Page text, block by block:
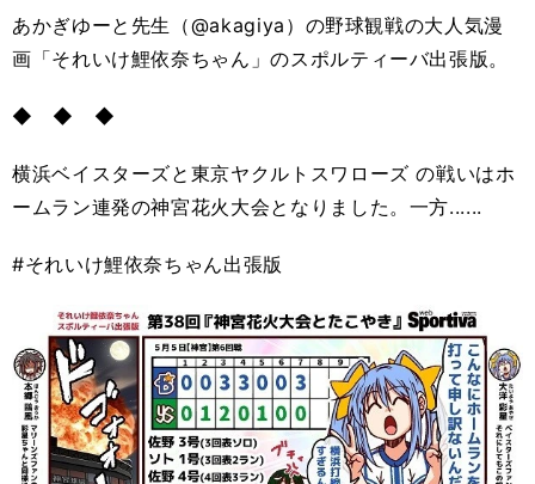
あかぎゆーと先生（@akagiya）の野球観戦の大人気漫
画「それいけ鯉依奈ちゃん」のスポルティーバ出張版。
◆ ◆ ◆
横浜ベイスターズと東京ヤクルトスワローズ の戦いはホ
ームラン連発の神宮花火大会となりました。一方......
#それいけ鯉依奈ちゃん出張版